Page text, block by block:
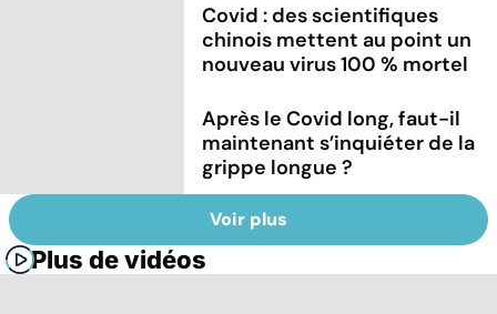
Covid : des scientifiques
chinois mettent au point un
nouveau virus 100 % mortel
Après le Covid long, faut-il
maintenant s’inquiéter de la
grippe longue ?
Voir plus
Plus de vidéos